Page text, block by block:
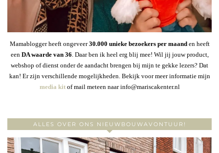
Mamablogger heeft ongeveer30.000 unieke bezoekers per maanden heeft
een DA waarde van 36 . Daar ben ik heel erg blij mee! Wil jij jouw product,
webshop of dienst onder de aandacht brengen bij mijn te gekke lezers? Dat
kan! Er zijn verschillende mogelijkheden. Bekijk voor meer informatie mijn
media kitof mail meteen naar info@mariscakenter.nl
ALLES OVER ONS NIEUWBOUWAVONTUUR!